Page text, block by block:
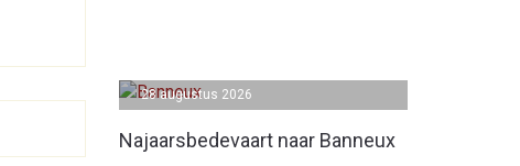
Najaarsbedevaart naar Banneux
28 augustus 2026